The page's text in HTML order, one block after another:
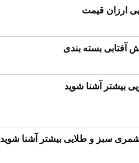
ارزان قیمت
بسته بندی
بیشتر آشنا شوید
سبز و طلایی بیشتر آشنا شوید